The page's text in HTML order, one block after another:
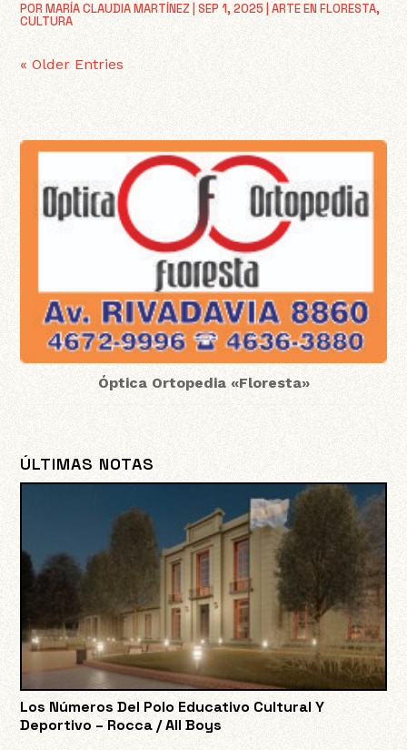
PORMARÍA CLAUDIA MARTÍNEZ |SEP 1, 2025 |ARTE EN FLORESTA,
CULTURA
« Older Entries
Óptica Ortopedia «Floresta»
ÚLTIMAS NOTAS
Los Números Del Polo Educativo Cultural Y
Deportivo – Rocca / All Boys